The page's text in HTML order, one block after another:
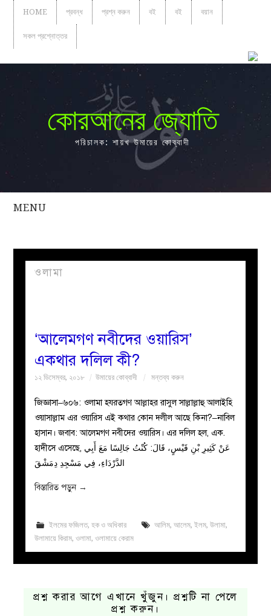
HOME প্রবন্ধ প্রশ্ন করুন বই বই বয়ান
সকল প্রশ্নোত্তর
কোরআনের জ্যোতি
পরিচালক: শায়খ উমায়ের কোব্বাদী
MENU
সকল
প্রবন্ধ
নারীদের
পাতা
মজলিস
প্রশ্ন
করুন
ওলামা
‘আলেমগণ নবীদের ওয়ারিস’
একথার দলিল কী?
১২ ডিসেম্বর, ২০১৮ উমায়ের কোব্বাদী মন্তব্য করুন
জিজ্ঞাসা–৬০৬: ওলামা হযরতগণ আল্লাহর রাসুল সাল্লাল্লাহু আলাইহি
ওয়াসাল্লাম এর ওয়ারিস এই কথার কোন দলীল আছে কিনা?–নাবিল
হাসান। জবাব: আলেমগণ নবীদের ওয়ারিস। এর দলিল হল, এক.
হাদীসে এসেছে, عَنْ كَثِيرِ بْنِ قَيْسٍ، قَالَ: كُنْتُ جَالِسًا مَعَ أَبِي
الدَّرْدَاءِ، فِي مَسْجِدِ دِمَشْقَ
বিস্তারিত পড়ুন →
ইলমের ফজিলত, হক ও অধিকার আলিম, আলেম, ইলম, উলামা,
উলামায়ে কিরাম,ওলামা,ওলামায়ে কেরাম
প্রশ্ন করার আগে এখানে খুঁজুন। প্রশ্নটি না পেলে
প্রশ্ন করুন।